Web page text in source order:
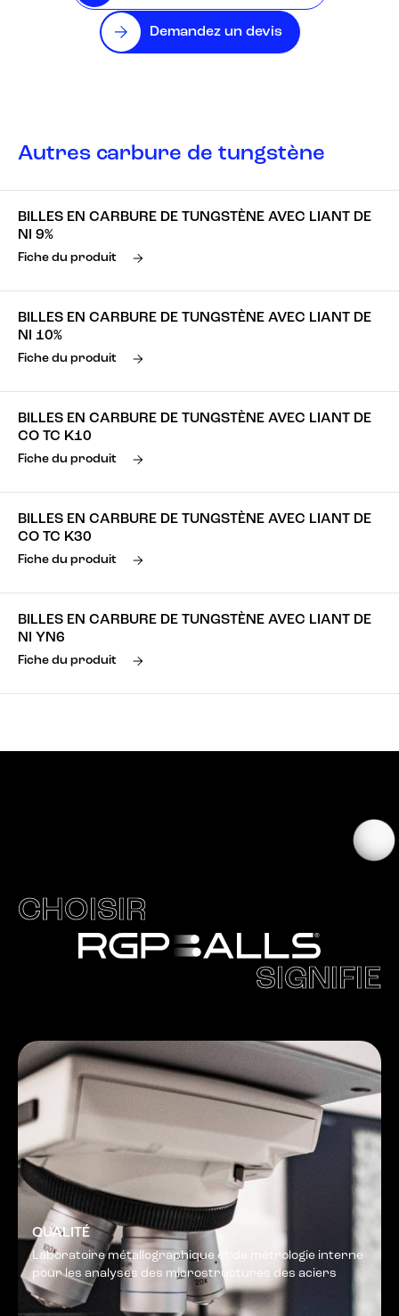
Demandez un devis
Autres carbure de tungstène
BILLES EN CARBURE DE TUNGSTÈNE AVEC LIANT DE
NI 9%
Fiche du produit
BILLES EN CARBURE DE TUNGSTÈNE AVEC LIANT DE
NI 10%
Fiche du produit
BILLES EN CARBURE DE TUNGSTÈNE AVEC LIANT DE
CO TC K10
Fiche du produit
BILLES EN CARBURE DE TUNGSTÈNE AVEC LIANT DE
CO TC K30
Fiche du produit
BILLES EN CARBURE DE TUNGSTÈNE AVEC LIANT DE
NI YN6
Fiche du produit
CHOISIR
SIGNIFIE
QUALITÉ
Laboratoire métallographique et de métrologie interne
pour les analyses des microstructures des aciers